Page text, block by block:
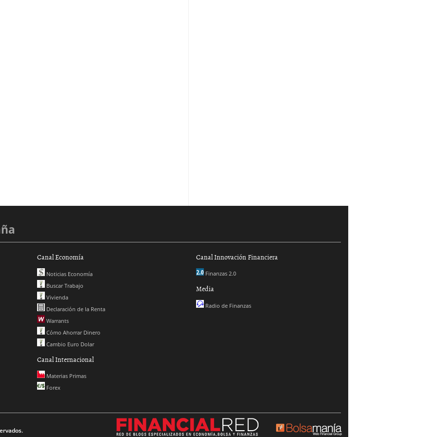
Canal Economía
Noticias Economía
Buscar Trabajo
Vivienda
Declaración de la Renta
Warrants
Cómo Ahorrar Dinero
Cambio Euro Dolar
Canal Internacional
Materias Primas
Forex
Canal Innovación Financiera
Finanzas 2.0
Media
Radio de Finanzas